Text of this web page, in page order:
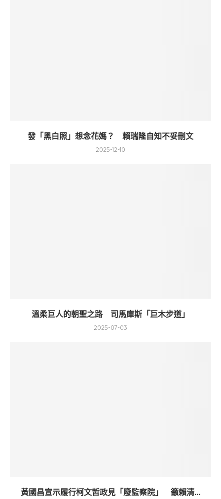
發「黑白照」想念花媽？ 賴瑞隆自知不妥刪文
2025-12-10
溫柔巨人的朝聖之路 司馬庫斯「巨木步道」
2025-07-03
黃國昌宣示履行柯文哲政見「廢監察院」 籲賴清...